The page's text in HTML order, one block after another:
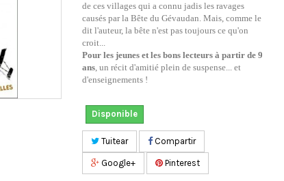
de ces villages qui a connu jadis les ravages
causés par la Bête du Gévaudan. Mais, comme le
dit l'auteur, la bête n'est pas toujours ce qu'on
croit...
Pour les jeunes et les bons lecteurs à partir de 9
ans, un récit d'amitié plein de suspense... et
d'enseignements !
Disponible
Tuitear Compartir
Google+ Pinterest